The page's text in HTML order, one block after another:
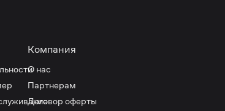
Компания
О нас
Партнерам
Договор оферты